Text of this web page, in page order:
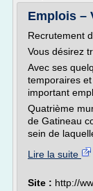
Emplois –
Recrutement
Vous désirez
Avec ses
temporaires
important
Quatrième
de Gatineau
sein de
Lire la suite
Site : http://